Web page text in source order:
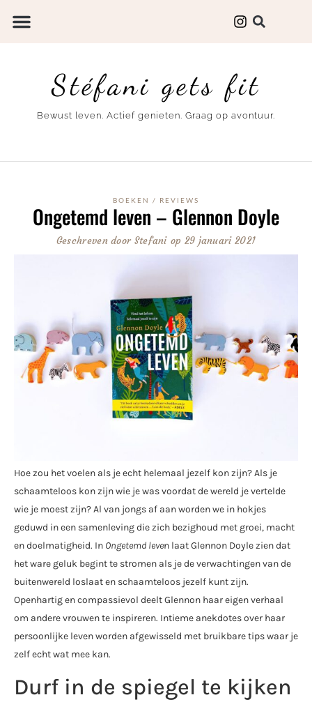
Stéfani gets fit
Bewust leven. Actief genieten. Graag op avontuur.
BOEKEN / REVIEWS
Ongetemd leven – Glennon Doyle
Geschreven doorStefani op 29 januari 2021
Hoe zou het voelen als je echt helemaal jezelf kon zijn? Als je
schaamteloos kon zijn wie je was voordat de wereld je vertelde
wie je moest zijn? Al van jongs af aan worden we in hokjes
geduwd in een samenleving die zich bezighoud met groei, macht
en doelmatigheid. In Ongetemd leven laat Glennon Doyle zien dat
het ware geluk begint te stromen als je de verwachtingen van de
buitenwereld loslaat en schaamteloos jezelf kunt zijn.
Openhartig en compassievol deelt Glennon haar eigen verhaal
om andere vrouwen te inspireren. Intieme anekdotes over haar
persoonlijke leven worden afgewisseld met bruikbare tips waar je
zelf echt wat mee kan.
Durf in de spiegel te kijken